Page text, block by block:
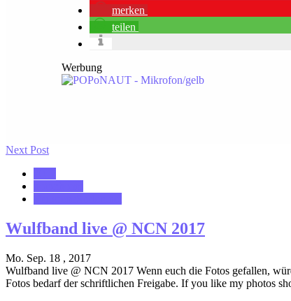
merken
teilen
Werbung
Next Post
Wulfband live @ NCN 2017
Mo. Sep. 18 , 2017
Wulfband live @ NCN 2017 Wenn euch die Fotos gefallen,
Fotos bedarf der schriftlichen Freigabe. If you like my photos